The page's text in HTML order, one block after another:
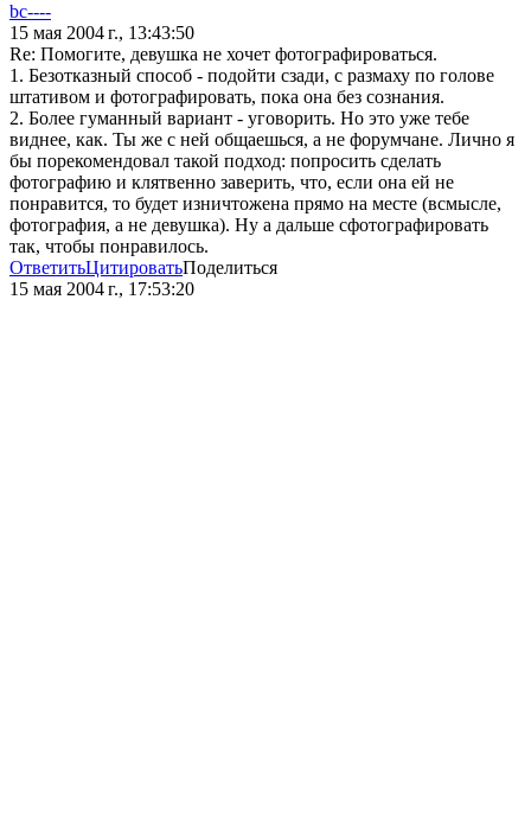
bc----
15 мая 2004 г., 13:43:50
Re: Помогите, девушка не хочет фотографироваться.
1. Безотказный способ - подойти сзади, с размаху по голове
штативом и фотографировать, пока она без сознания.
2. Более гуманный вариант - уговорить. Но это уже тебе
виднее, как. Ты же с ней общаешься, а не форумчане. Лично я
бы порекомендовал такой подход: попросить сделать
фотографию и клятвенно заверить, что, если она ей не
понравится, то будет изничтожена прямо на месте (всмысле,
фотография, а не девушка). Ну а дальше сфотографировать
так, чтобы понравилось.
ОтветитьЦитироватьПоделиться
15 мая 2004 г., 17:53:20